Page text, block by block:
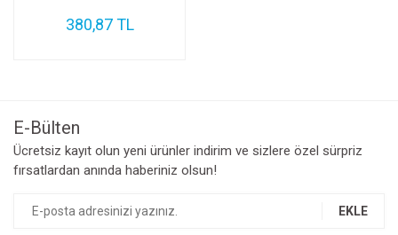
380,87 TL
E-Bülten
Ücretsiz kayıt olun yeni ürünler indirim ve sizlere özel sürpriz
fırsatlardan anında haberiniz olsun!
EKLE